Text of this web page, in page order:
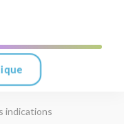
indications